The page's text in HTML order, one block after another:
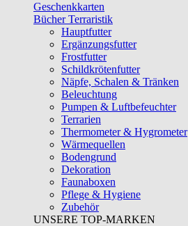
Geschenkkarten
Bücher Terraristik
Hauptfutter
Ergänzungsfutter
Frostfutter
Schildkrötenfutter
Näpfe, Schalen & Tränken
Beleuchtung
Pumpen & Luftbefeuchter
Terrarien
Thermometer & Hygrometer
Wärmequellen
Bodengrund
Dekoration
Faunaboxen
Pflege & Hygiene
Zubehör
UNSERE TOP-MARKEN